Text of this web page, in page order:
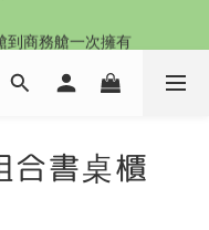
溫暖同步到手！
到商務艙一次擁有
書桌櫃